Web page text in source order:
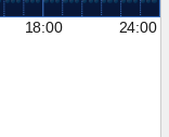
18:00 24:00